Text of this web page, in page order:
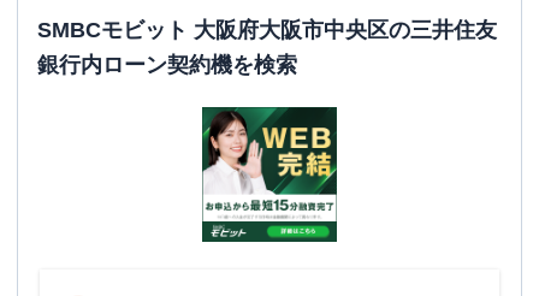
SMBCモビット 大阪府大阪市中央区の三井住友
銀行内ローン契約機を検索